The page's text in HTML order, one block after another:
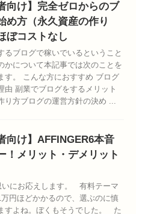
向け】完全ゼロからのブ
め方（永久資産の作り
ぼコストなし
るブログで稼いでいるということ
かについて本記事では次のことを
す。 こんな方におすすめ ブログ
由 副業でブログをするメリット
り方ブログの運営方針の決め ...
向け】AFFINGER6本音
！メリット・デメリット
いにお応えします。 有料テーマ
円ほどかかるので、選ぶのに慎
すよね。ぼくもそうでした。 た